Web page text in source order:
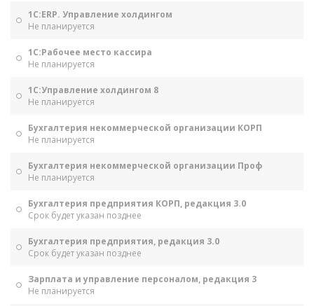
1С:ERP. Управление холдингом
Не планируется
1С:Рабочее место кассира
Не планируется
1С:Управление холдингом 8
Не планируется
Бухгалтерия некоммерческой организации КОРП
Не планируется
Бухгалтерия некоммерческой организации Проф
Не планируется
Бухгалтерия предприятия КОРП, редакция 3.0
Срок будет указан позднее
Бухгалтерия предприятия, редакция 3.0
Срок будет указан позднее
Зарплата и управление персоналом, редакция 3
Не планируется